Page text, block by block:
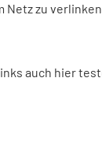
Netz zu
auch hier